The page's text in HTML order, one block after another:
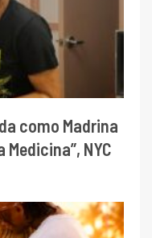
como Madrina
NYC